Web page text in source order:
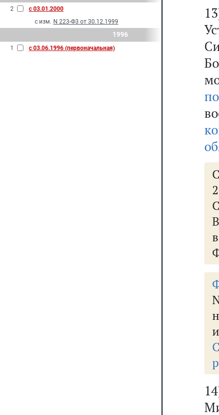
2
с 03.01.2000
с изм. N 223-Ф3 от 30.12.1999
1996
1 с 03.06.1996 (первоначальная)